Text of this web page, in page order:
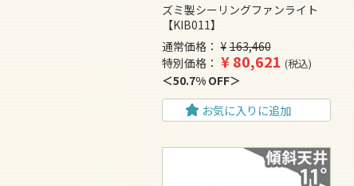
ズミ製シーリングファンライト
【KIB011】
通常価格
¥ 163,460
特別価格
¥ 80,621 税込
50.7% OFF
お気に入りに追加